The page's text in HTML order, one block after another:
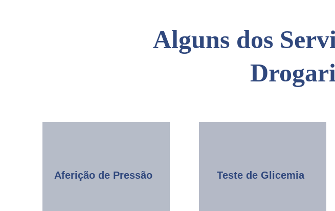
Aferição de Pressão
Alguns dos
Teste de Glicemia